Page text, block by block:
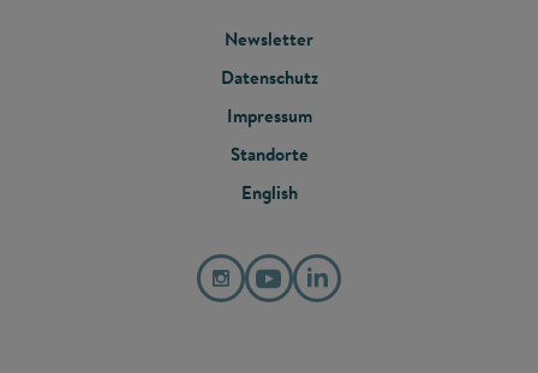
FOOTER
MENU
Newsletter
Datenschutz
Impressum
Standorte
English